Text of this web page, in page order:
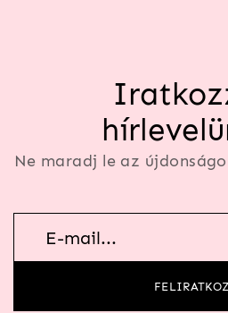
Ne maradj le az
feliratkozás